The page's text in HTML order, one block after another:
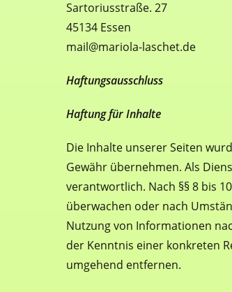
Sartoriusstraße. 27
45134 Essen
mail@mariola-laschet.de
Haftungsausschluss
Haftung für Inhalte
Die Inhalte unserer Seiten
Gewähr übernehmen. Als
verantwortlich. Nach §§ 8 bis
überwachen oder nach
Nutzung von Informationen
der Kenntnis einer konkreten
umgehend entfernen.